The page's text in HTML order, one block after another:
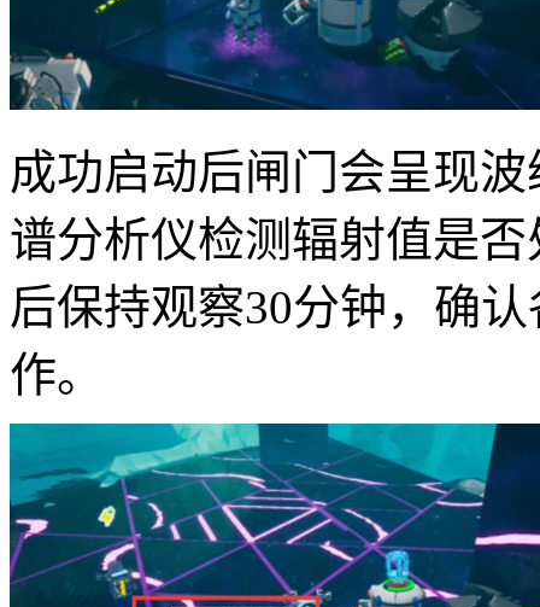
成功启动后闸门会呈现
谱分析仪检测辐射值是
后保持观察30分钟，确
作。